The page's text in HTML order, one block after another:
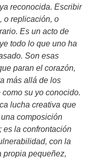
reconocida. Escribir
o replicación, o
Es un acto de
todo lo que uno ha
Son esas
paran el corazón,
más allá de los
su yo conocido.
lucha creativa que
composición
es la confrontación
con la
propia pequeñez,